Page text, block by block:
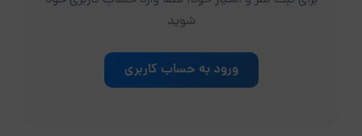
شوید
ورود به حساب کاربری